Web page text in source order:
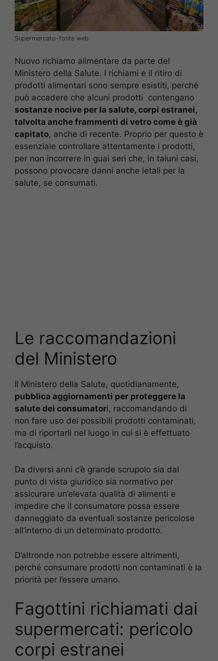
Supermercato-fonte web
Nuovo richiamo alimentare da parte del
Ministero della Salute. I richiami e il ritiro di
prodotti alimentari sono sempre esistiti, perché
può accadere che alcuni prodotti contengano
sostanze nocive per la salute, corpi estranei,
talvolta anche frammenti di vetro come è già
capitato, anche di recente. Proprio per questo è
essenziale controllare attentamente i prodotti,
per non incorrere in guai seri che, in taluni casi,
possono provocare danni anche letali per la
salute, se consumati.
Le raccomandazioni
del Ministero
Il Ministero della Salute, quotidianamente,
pubblica aggiornamenti per proteggere la
salute dei consumatori, raccomandando di
non fare uso dei possibili prodotti contaminati,
ma di riportarli nel luogo in cui si è effettuato
l’acquisto.
Da diversi anni c’è grande scrupolo sia dal
punto di vista giuridico sia normativo per
assicurare un’elevata qualità di alimenti e
impedire che il consumatore possa essere
danneggiato da eventuali sostanze pericolose
all’interno di un determinato prodotto.
D’altronde non potrebbe essere altrimenti,
perché consumare prodotti non contaminati è la
priorità per l’essere umano.
Fagottini richiamati dai
supermercati: pericolo
corpi estranei